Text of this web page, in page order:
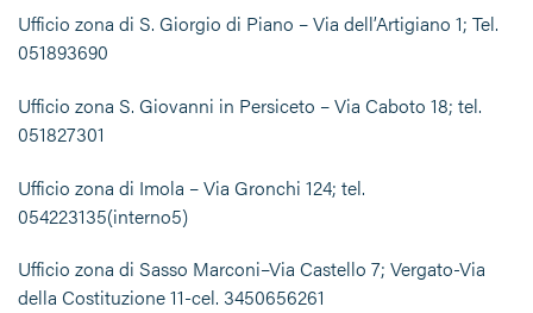
Ufficio zona di S. Giorgio di Piano – Via dell’Artigiano 1; Tel.
051893690
Ufficio zona S. Giovanni in Persiceto – Via Caboto 18; tel.
051827301
Ufficio zona di Imola – Via Gronchi 124; tel.
054223135(interno5)
Ufficio zona di Sasso Marconi–Via Castello 7; Vergato-Via
della Costituzione 11-cel. 3450656261